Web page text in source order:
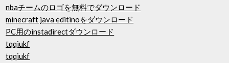
nbaチームのロゴを無料でダウンロード
minecraft java editinoをダウンロード
PC用のinstadirectダウンロード
tqqiukf
tqqiukf